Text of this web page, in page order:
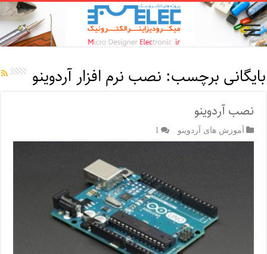
بایگانی برچسب: نصب نرم افزار آردوینو
نصب آردوینو
آموزش های آردوینو 1